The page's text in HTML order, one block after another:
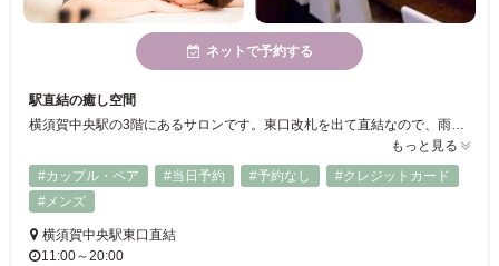
ネットで予約する
駅直結の癒し空間
横須賀中央駅の3階にあるサロンです。東口改札を出て直結なので、雨の日は濡れることなくお店に着くことができます。アクセスが便利なところが当店のポイントです。また、スタッフは全員女性なので、お気軽にお越しください！
もっと見る
#カップル・ペア
#当日予約 #予約なし
#クレジットカード
#メンズ
横須賀中央駅東口直結
11:00～20:00